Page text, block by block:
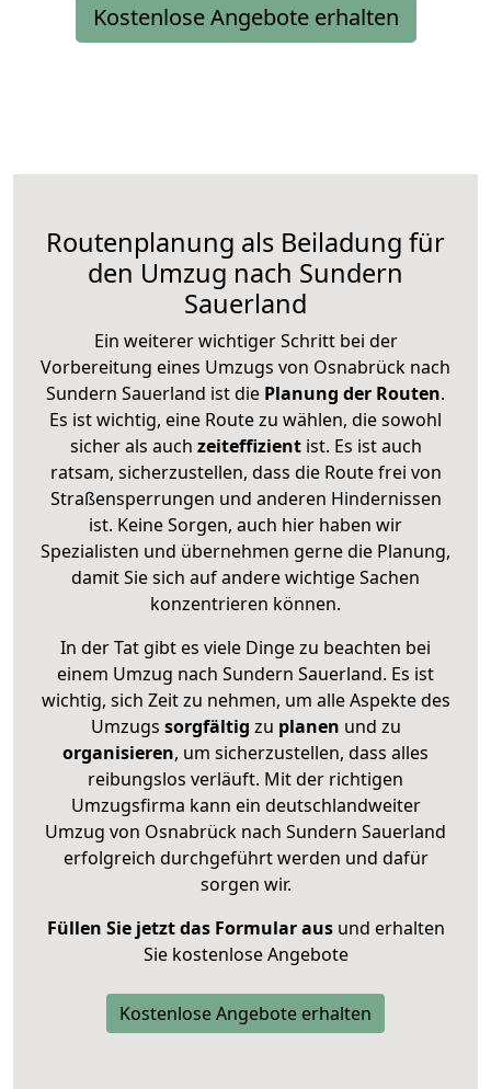
Kostenlose Angebote erhalten
Routenplanung als Beiladung für
den Umzug nach Sundern
Sauerland
Ein weiterer wichtiger Schritt bei der
Vorbereitung eines Umzugs von Osnabrück nach
Sundern Sauerland ist die Planung der Routen.
Es ist wichtig, eine Route zu wählen, die sowohl
sicher als auch zeiteffizientist. Es ist auch
ratsam, sicherzustellen, dass die Route frei von
Straßensperrungen und anderen Hindernissen
ist. Keine Sorgen, auch hier haben wir
Spezialisten und übernehmen gerne die Planung,
damit Sie sich auf andere wichtige Sachen
konzentrieren können.
In der Tat gibt es viele Dinge zu beachten bei
einem Umzug nach Sundern Sauerland. Es ist
wichtig, sich Zeit zu nehmen, um alle Aspekte des
Umzugs sorgfältig zu planen und zu
organisieren, um sicherzustellen, dass alles
reibungslos verläuft. Mit der richtigen
Umzugsfirma kann ein deutschlandweiter
Umzug von Osnabrück nach Sundern Sauerland
erfolgreich durchgeführt werden und dafür
sorgen wir.
Füllen Sie jetzt das Formular ausund erhalten
Sie kostenlose Angebote
Kostenlose Angebote erhalten